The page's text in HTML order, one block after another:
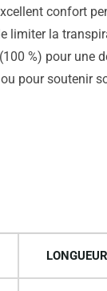
confort
limiter la
%) pour une
pour soutenir